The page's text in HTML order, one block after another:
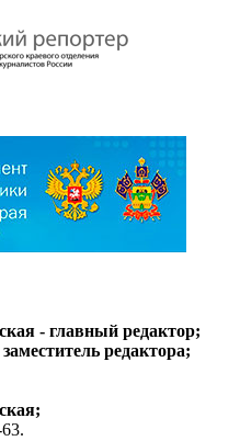
- главный редактор;
заместитель редактора;